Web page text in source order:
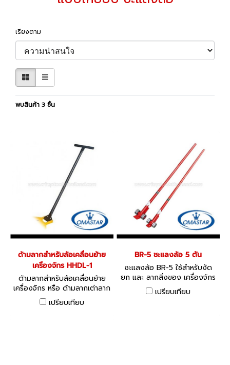
เรียงตาม
พบสินค้า 3 ชิ้น
ด้ามลากสำหรับล้อเคลื่อนย้าย
เครื่องจักร HHDL-1
ด้ามลากสำหรับล้อเคลื่อนย้าย
เครื่องจักร หรือ ด้ามลากเต่าลาก
เครื่องจักร หรือ ด้ามลากเต่า
เคลื่อนย้ายเครื่องจักร หรือ
เปรียบเทียบ
BR-5 ชะแลงล้อ 5 ตัน
ชะแลงล้อ BR-5 ใช้สำหรับงัด
ยก และ ลากสิ่งของ เครื่องจักร
เปรียบเทียบ